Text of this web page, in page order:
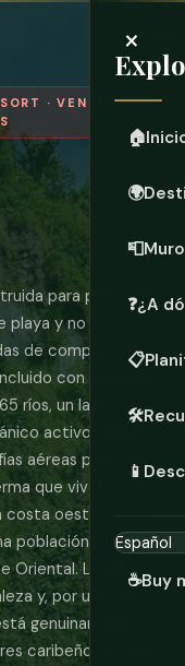
×
🏠
🌍
📮
❓¿A
📋
🛠️
📱
☕Buy
· VEN POR
para personas
y no sintieron
de compras para
con pulseras
ríos, un lago
activo, selva
aéreas parecen
que viven todo
oeste, y una
población indígena
Oriental. La isla se
y, por una vez,
genuinamente
caribeños, lo que